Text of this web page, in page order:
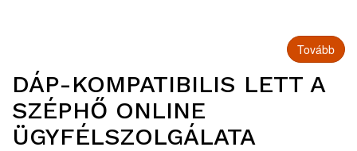
Tovább
DÁP-KOMPATIBILIS LETT A
SZÉPHŐ ONLINE
ÜGYFÉLSZOLGÁLATA